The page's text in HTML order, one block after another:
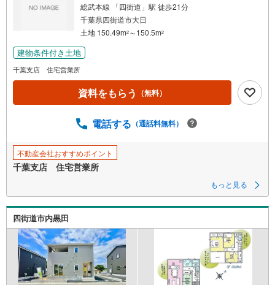
総武本線 「四街道」駅 徒歩21分
千葉県四街道市大日
土地 150.49m2 ～150.5m2
建物条件付き土地
千葉支店 住宅営業所
資料をもらう （無料）
電話する （通話料無料）
不動産会社おすすめポイント
千葉支店 住宅営業所
もっと見る
四街道市内黒田